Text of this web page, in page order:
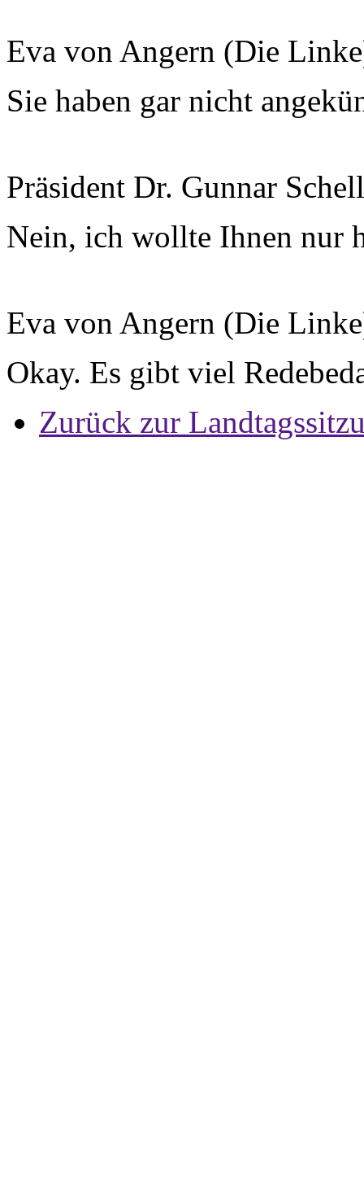
Eva von Angern (Die
Sie haben gar nicht
Präsident Dr. Gunnar
Nein, ich wollte Ihnen nur
Eva von Angern (Die
Okay. Es gibt viel
Zurück zur